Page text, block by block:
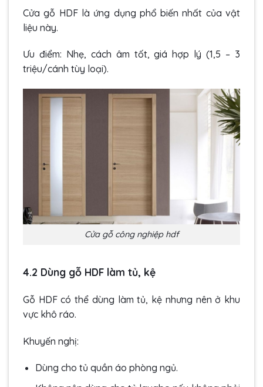
Cửa gỗ HDF là ứng dụng phổ biến nhất của vật
liệu này.
Ưu điểm: Nhẹ, cách âm tốt, giá hợp lý (1,5 – 3
triệu/cánh tùy loại).
Cửa gỗ công nghiệp hdf
4.2 Dùng gỗ HDF làm tủ, kệ
Gỗ HDF có thể dùng làm tủ, kệ nhưng nên ở khu
vực khô ráo.
Khuyến nghị:
Dùng cho tủ quần áo phòng ngủ.